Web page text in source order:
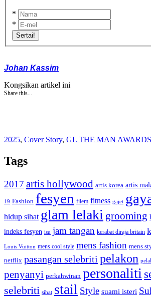
*
*
Sertai!
Johan Kassim
Kongsikan artikel ini
Share this...
2025, Cover Story, GL THE MAN AWARDS
Tags
2017 artis hollywood artis korea artis
19 Fashion fesyen filem fitness gajet
hidup sihat glam lelaki grooming
indeks fesyen isu jam tangan kerabat diraja britain
Louis Vuitton mens cool style mens fashion mens
netflix pasangan selebriti pelakon
penyanyi perkahwinan personaliti
selebriti sihat stail Style suami isteri